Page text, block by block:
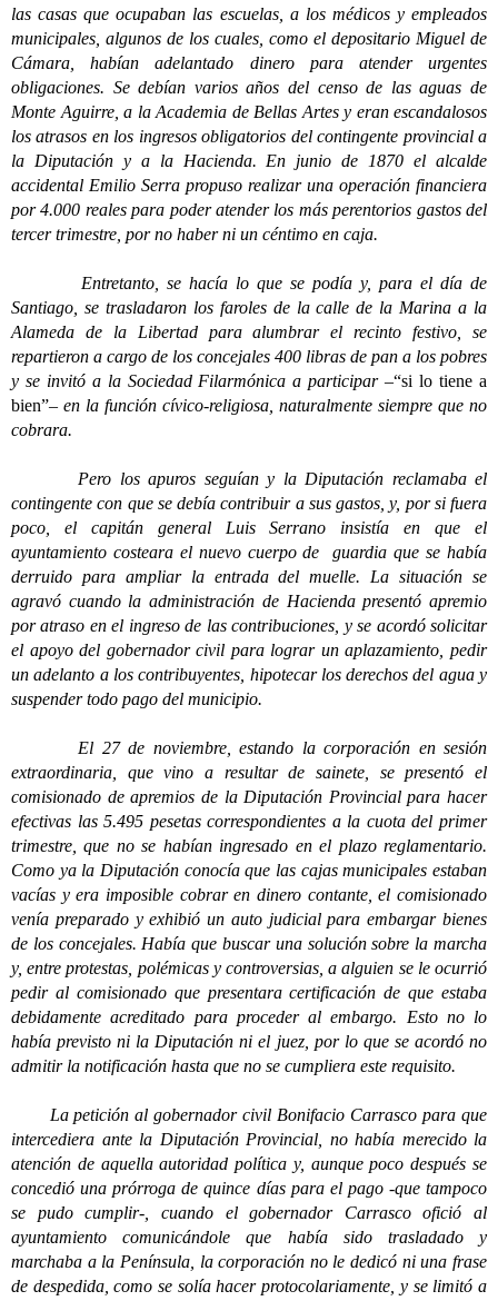
las casas que ocupaban las escuelas, a los médicos y empleados
municipales, algunos de los cuales, como el depositario Miguel de
Cámara, habían adelantado dinero para atender urgentes
obligaciones. Se debían varios años del censo de las aguas de
Monte Aguirre, a la Academia de Bellas Artes y eran escandalosos
los atrasos en los ingresos obligatorios del contingente provincial a
la Diputación y a la Hacienda. En junio de 1870 el alcalde
accidental Emilio Serra propuso realizar una operación financiera
por 4.000 reales para poder atender los más perentorios gastos del
tercer trimestre, por no haber ni un céntimo en caja.
Entretanto, se hacía lo que se podía y, para el día de
Santiago, se trasladaron los faroles de la calle de la Marina a la
Alameda de la Libertad para alumbrar el recinto festivo, se
repartieron a cargo de los concejales 400 libras de pan a los pobres
y se invitó a la Sociedad Filarmónica a participar –“si lo tiene a
bien”– en la función cívico-religiosa, naturalmente siempre que no
cobrara.
Pero los apuros seguían y la Diputación reclamaba el
contingente con que se debía contribuir a sus gastos, y, por si fuera
poco, el capitán general Luis Serrano insistía en que el
ayuntamiento costeara el nuevo cuerpo de guardia que se había
derruido para ampliar la entrada del muelle. La situación se
agravó cuando la administración de Hacienda presentó apremio
por atraso en el ingreso de las contribuciones, y se acordó solicitar
el apoyo del gobernador civil para lograr un aplazamiento, pedir
un adelanto a los contribuyentes, hipotecar los derechos del agua y
suspender todo pago del municipio.
El 27 de noviembre, estando la corporación en sesión
extraordinaria, que vino a resultar de sainete, se presentó el
comisionado de apremios de la Diputación Provincial para hacer
efectivas las 5.495 pesetas correspondientes a la cuota del primer
trimestre, que no se habían ingresado en el plazo reglamentario.
Como ya la Diputación conocía que las cajas municipales estaban
vacías y era imposible cobrar en dinero contante, el comisionado
venía preparado y exhibió un auto judicial para embargar bienes
de los concejales. Había que buscar una solución sobre la marcha
y, entre protestas, polémicas y controversias, a alguien se le ocurrió
pedir al comisionado que presentara certificación de que estaba
debidamente acreditado para proceder al embargo. Esto no lo
había previsto ni la Diputación ni el juez, por lo que se acordó no
admitir la notificación hasta que no se cumpliera este requisito.
La petición al gobernador civil Bonifacio Carrasco para que
intercediera ante la Diputación Provincial, no había merecido la
atención de aquella autoridad política y, aunque poco después se
concedió una prórroga de quince días para el pago -que tampoco
se pudo cumplir-, cuando el gobernador Carrasco ofició al
ayuntamiento comunicándole que había sido trasladado y
marchaba a la Península, la corporación no le dedicó ni una frase
de despedida, como se solía hacer protocolariamente, y se limitó a